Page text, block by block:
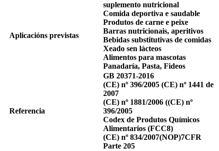
Aplicacións previstas
suplemento nutricional
Comida deportiva e saudable
Produtos de carne e peixe
Barras nutricionais, aperitivos
Bebidas substitutivas de comidas
Xeado sen lácteos
Alimentos para mascotas
Panadaría, Pasta, Fideos
Referencia
GB 20371-2016
(CE) nº 396/2005 (CE) nº 1441 de
2007
(CE) nº 1881/2006 ((CE) nº
396/2005
Codex de Produtos Químicos
Alimentarios (FCC8)
(CE) nº 834/2007(NOP)7CFR
Parte 205